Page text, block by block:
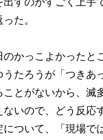
た。
かっこよかったと
たろうが「つきあ
ことがないから、
ないので、どう反
ついて、「現場